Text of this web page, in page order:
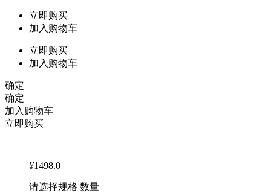
立即购买
加入购物车
立即购买
加入购物车
确定
确定
加入购物车
立即购买
¥1498.0
请选择规格 数量